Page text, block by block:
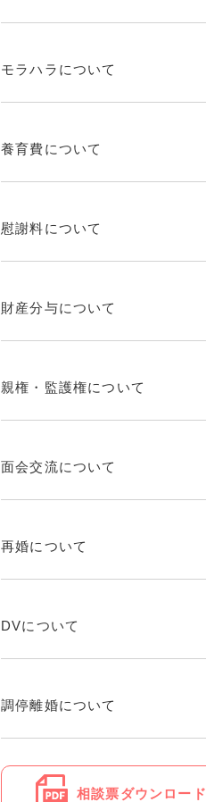
モラハラについて
養育費について
慰謝料について
財産分与について
親権・監護権について
面会交流について
再婚について
DVについて
調停離婚について
相談票ダウンロード